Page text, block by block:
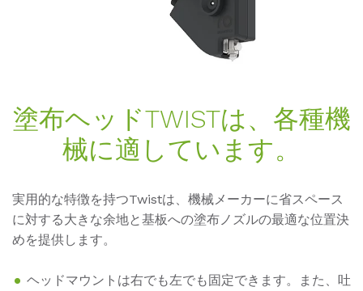
塗布ヘッドTWISTは、各種機
械に適しています。
実用的な特徴を持つTwistは、機械メーカーに省スペース
に対する大きな余地と基板への塗布ノズルの最適な位置決
めを提供します。
ヘッドマウントは右でも左でも固定できます。また、吐